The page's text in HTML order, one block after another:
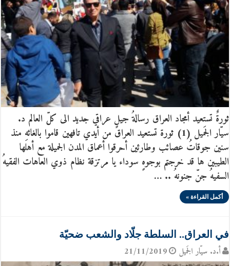
ثورةٌ تستعيد أمجاد العراق رسالةُ جيلٍ عراقي جديد الى كلّ العالم د.
سيّار الجَميل (1) ثورة تستعيد العراق من أيدي تافهين قاموا بالغائهِ منذ
سنين جوقاتُ عصائب وطارئين أحرقوا أعماق المدن الجميلة مع أهلها
الطيبين ها قد خرجتم بوجوهٍ سوداء يا مرتزقة نظام ذوي العاهات الفقيهُ
السفيهُ جنّ جنونهُ .. …
أكمل القراءة »
في العراق.. السلطة جلّاد والشعب ضحيّة
أ.د. سيّار الجَميل 21/11/2019